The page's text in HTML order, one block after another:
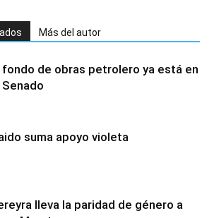
Más del autor
fondo de obras petrolero ya está en
Senado
suma apoyo violeta
lleva la paridad de género a